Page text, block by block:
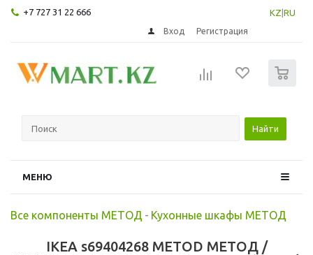
+7 727 31 22 666 KZ RU
Вход Регистрация
Найти
МЕНЮ
Все компоненты МЕТОД - Кухонные шкафы МЕТОД
IKEA s69404268 METOD МЕТОД /